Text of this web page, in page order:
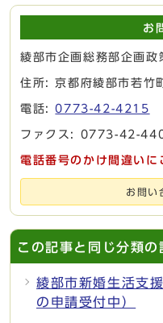
お
綾部市企画総務部企画政
住所: 京都府綾部市若竹
電話:0773-42-4215
ファクス: 0773-42-
電話番号のかけ間違いに
お問い
この記事と同じ分類の
綾部市新婚生活支
の申請受付中）